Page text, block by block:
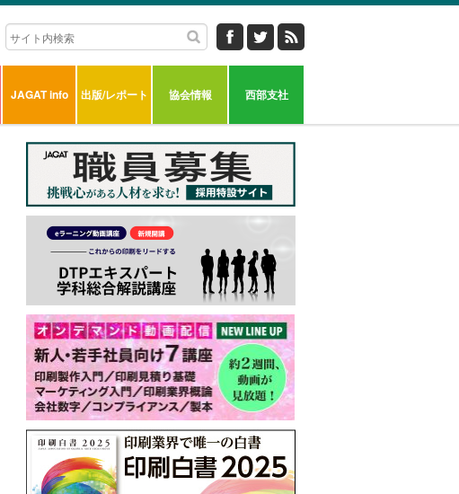
JAGAT info 出版/レポート 協会情報 西部支社